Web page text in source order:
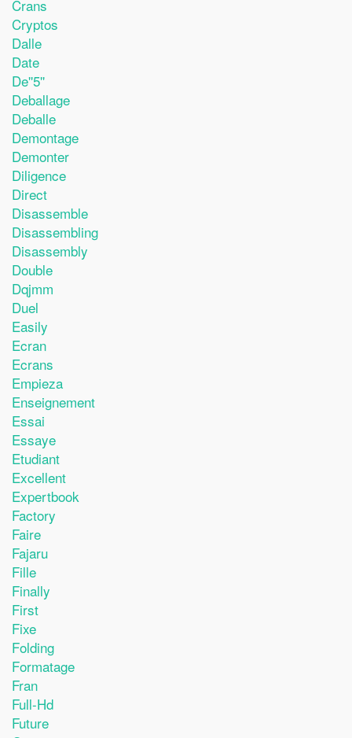
Crans
Cryptos
Dalle
Date
De''5''
Deballage
Deballe
Demontage
Demonter
Diligence
Direct
Disassemble
Disassembling
Disassembly
Double
Dqjmm
Duel
Easily
Ecran
Ecrans
Empieza
Enseignement
Essai
Essaye
Etudiant
Excellent
Expertbook
Factory
Faire
Fajaru
Fille
Finally
First
Fixe
Folding
Formatage
Fran
Full-Hd
Future